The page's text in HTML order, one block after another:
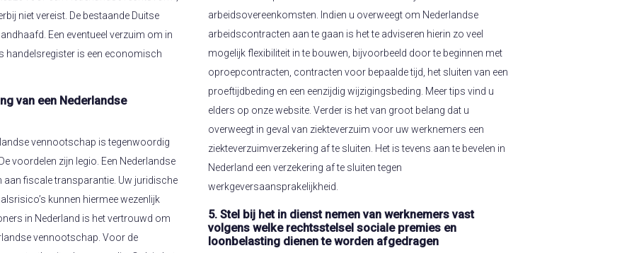
niet vereist. De bestaande Duitse
Een eventueel verzuim om in
handelsregister is een economisch
van een Nederlandse
vennootschap is tegenwoordig
voordelen zijn legio. Een Nederlandse
fiscale transparantie. Uw juridische
kunnen hiermee wezenlijk
in Nederland is het vertrouwd om
vennootschap. Voor de
arbeidsovereenkomsten. Indien u overweegt om Nederlandse
arbeidscontracten aan te gaan is het te adviseren hierin zo veel
mogelijk flexibiliteit in te bouwen, bijvoorbeeld door te beginnen met
oproepcontracten, contracten voor bepaalde tijd, het sluiten van een
proeftijdbeding en een eenzijdig wijzigingsbeding. Meer tips vind u
elders op onze website. Verder is het van groot belang dat u
overweegt in geval van ziekteverzuim voor uw werknemers een
ziekteverzuimverzekering af te sluiten. Het is tevens aan te bevelen in
Nederland een verzekering af te sluiten tegen
werkgeversaansprakelijkheid.
5. Stel bij het in dienst nemen van werknemers vast
volgens welke rechtsstelsel sociale premies en
loonbelasting dienen te worden afgedragen